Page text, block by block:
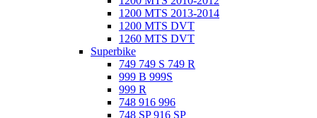
1200 MTS 2013-2014
1200 MTS DVT
1260 MTS DVT
Superbike
749 749 S 749 R
999 B 999S
999 R
748 916 996
748 SP 916 SP